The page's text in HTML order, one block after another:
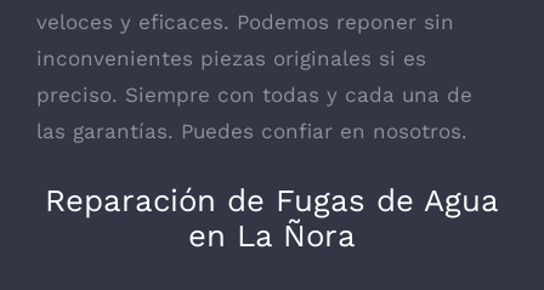
veloces y eficaces. Podemos reponer sin
inconvenientes piezas originales si es
preciso. Siempre con todas y cada una de
las garantías. Puedes confiar en nosotros.
Reparación de Fugas de Agua
en La Ñora